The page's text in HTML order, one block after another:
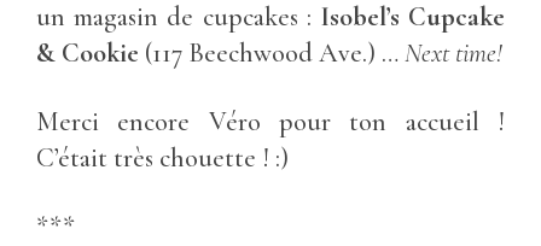
un magasin de cupcakes : Isobel’s Cupcake
& Cookie (117 Beechwood Ave.) … Next time!
Merci encore Véro pour ton accueil !
C’était très chouette ! :)
***